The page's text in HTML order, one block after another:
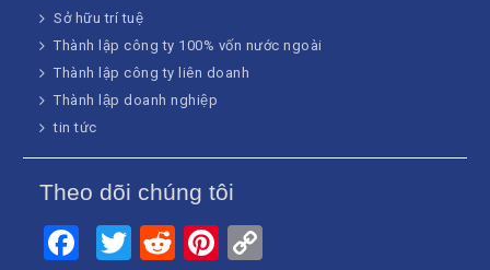
Sở hữu trí tuệ
Thành lập công ty 100% vốn nước ngoài
Thành lập công ty liên doanh
Thành lập doanh nghiệp
tin tức
Theo dõi chúng tôi
Facebook
Twitter
RedditPinterest